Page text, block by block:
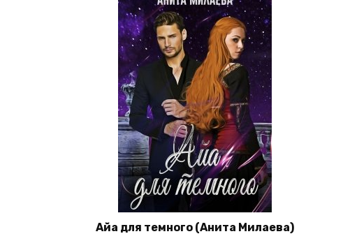
Айа для темного (Анита Милаева)